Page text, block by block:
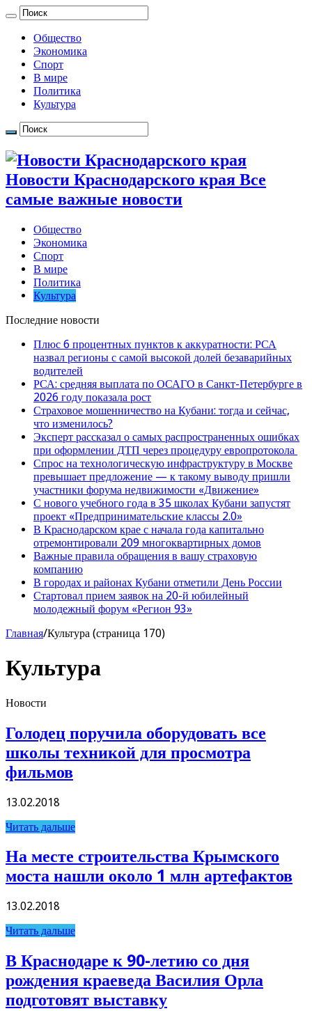
Общество
Экономика
Спорт
В мире
Политика
Культура
Новости Краснодарского края Все
самые важные новости
Общество
Экономика
Спорт
В мире
Политика
Культура
Последние новости
Плюс 6 процентных пунктов к аккуратности: РСА
назвал регионы с самой высокой долей безаварийных
водителей
РСА: средняя выплата по ОСАГО в Санкт-Петербурге в
2026 году показала рост
Страховое мошенничество на Кубани: тогда и сейчас,
что изменилось?
Эксперт рассказал о самых распространенных ошибках
при оформлении ДТП через процедуру европротокола
Спрос на технологическую инфраструктуру в Москве
превышает предложение — к такому выводу пришли
участники форума недвижимости «Движение»
С нового учебного года в 35 школах Кубани запустят
проект «Предпринимательские классы 2.0»
В Краснодарском крае с начала года капитально
отремонтировали 209 многоквартирных домов
Важные правила обращения в вашу страховую
компанию
В городах и районах Кубани отметили День России
Стартовал прием заявок на 20-й юбилейный
молодежный форум «Регион 93»
Главная/Культура (страница 170)
Культура
Новости
Голодец поручила оборудовать все
школы техникой для просмотра
фильмов
13.02.2018
Читать дальше
На месте строительства Крымского
моста нашли около 1 млн артефактов
13.02.2018
Читать дальше
В Краснодаре к 90-летию со дня
рождения краеведа Василия Орла
подготовят выставку